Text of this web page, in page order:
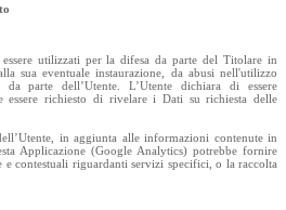
utilizzati per la difesa da parte del Titolare in
sua eventuale instaurazione, da abusi nell'utilizzo
parte dell’Utente. L’Utente dichiara di essere
essere richiesto di rivelare i Dati su richiesta delle
in aggiunta alle informazioni contenute in
Applicazione (Google Analytics) potrebbe fornire
contestuali riguardanti servizi specifici, o la raccolta